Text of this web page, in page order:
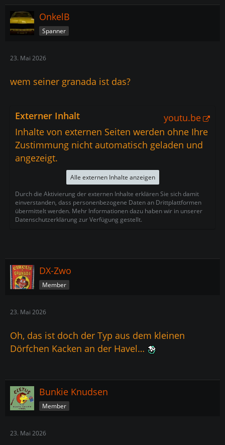
OnkelB
Spanner
23. Mai 2026
wem seiner granada ist das?
Externer Inhalt
youtu.be
Inhalte von externen Seiten werden ohne Ihre
Zustimmung nicht automatisch geladen und
angezeigt.
Alle externen Inhalte anzeigen
Durch die Aktivierung der externen Inhalte erklären Sie sich damit
einverstanden, dass personenbezogene Daten an Drittplattformen
übermittelt werden. Mehr Informationen dazu haben wir in unserer
Datenschutzerklärung zur Verfügung gestellt.
DX-Zwo
Member
23. Mai 2026
Oh, das ist doch der Typ aus dem kleinen
Dörfchen Kacken an der Havel…
Bunkie Knudsen
Member
23. Mai 2026